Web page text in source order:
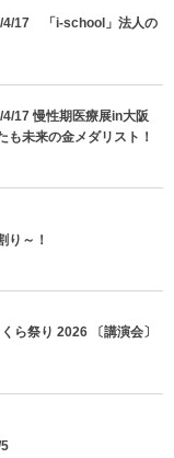
17 「i-school」法人の
17 慢性期医療展in大阪
も未来の金メダリスト！
～！
ら祭り 2026 〔講演会〕